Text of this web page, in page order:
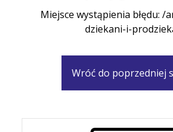
Miejsce wystąpienia błędu: /
dziekani-i-
Wróć do poprzedniej